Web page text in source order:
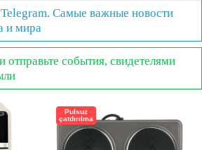
Telegram. Самые важные новости
и мира
отправьте события, свидетелями